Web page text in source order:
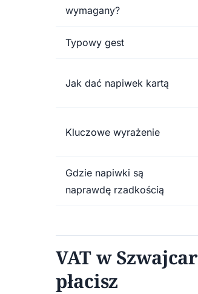
wymagany?
Typowy gest
Jak dać napiwek kartą
Kluczowe wyrażenie
Gdzie napiwki są
naprawdę rzadkością
VAT w
płacisz